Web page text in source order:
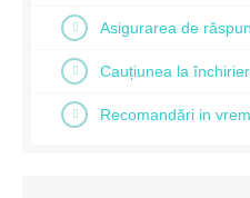
Asigurarea de
Cauțiunea la
Recomandări in